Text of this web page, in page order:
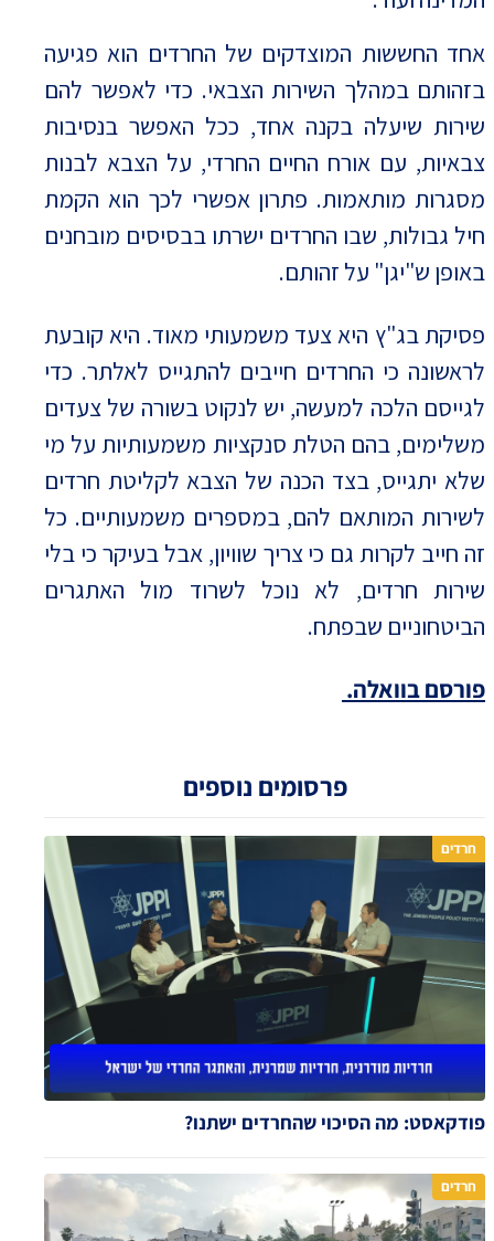
פרסומים נוספים
חרדים
פודקאסט: מה הסיכוי שהחרדים ישתנו?
חרדים
אחד החששות המוצדקים של החרדים הוא פגיעה
בזהותם במהלך השירות הצבאי. כדי לאפשר להם
שירות שיעלה בקנה אחד, ככל האפשר בנסיבות
צבאיות, עם אורח החיים החרדי, על הצבא לבנות
מסגרות מותאמות. פתרון אפשרי לכך הוא הקמת
חיל גבולות, שבו החרדים ישרתו בבסיסים מובחנים
באופן ש"יגן" על זהותם.
פסיקת בג"ץ היא צעד משמעותי מאוד. היא קובעת
לראשונה כי החרדים חייבים להתגייס לאלתר. כדי
לגייסם הלכה למעשה, יש לנקוט בשורה של צעדים
משלימים, בהם הטלת סנקציות משמעותיות על מי
שלא יתגייס, בצד הכנה של הצבא לקליטת חרדים
לשירות המותאם להם, במספרים משמעותיים. כל
זה חייב לקרות גם כי צריך שוויון, אבל בעיקר כי בלי
שירות חרדים, לא נוכל לשרוד מול האתגרים
הביטחוניים שבפתח.
פורסם בוואלה.